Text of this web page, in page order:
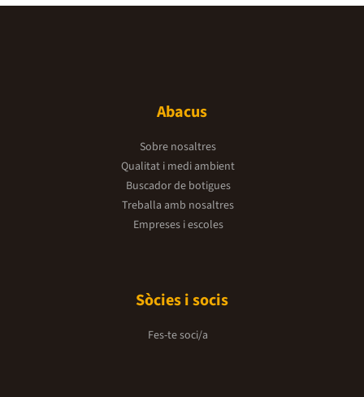
Abacus
Sobre nosaltres
Qualitat i medi ambient
Buscador de botigues
Treballa amb nosaltres
Empreses i escoles
Sòcies i socis
Fes-te soci/a